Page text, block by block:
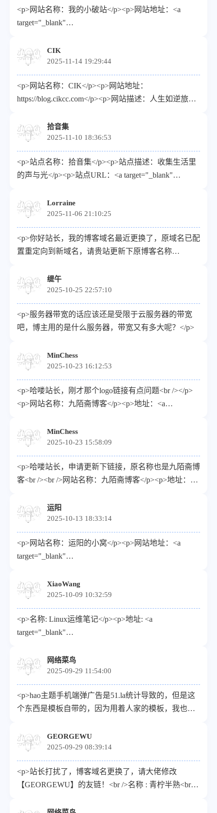
<p>网站名称：我的小破站</p><p>网站地址：<a
target="_blank"
</p><p>头像地址（请使用HTTPS链接）：<a
target="_blank"
href="https://www.qiezechuan.cn/upload/logo.png">https://
</p><p>描述：解锁未知，乐享已知。</p>
CIK
2025-11-14 19:29:44
<p>网站名称：CIK</p><p>网站地址：
https://blog.cikcc.com</p><p>网站描述：人生如逆旅，
头像：<a target="_blank"
href="https://s21.ax1x.com/2025/11/14/
</p>
拾音集
2025-11-10 18:36:53
<p>站点名称：拾音集</p><p>站点描述：收集生活里
的声与光</p><p>站点URL：<a target="_blank"
</p><p>站点RSS：<a target="_blank"
href="https://blog.tibtob.cn/rss.xml">https://blog.tibtob.cn/
</p><p>站点ICO：<a target="_blank"
href="https://blog.tibtob.cn/upload/logo.png">https://
</p>
Lorraine
2025-11-06 21:10:25
<p>你好站长，我的博客域名最近更换了，原域名已配
置重定向到新域名，请贵站更新下原博客名称
Blog</p><p>描述 : 过去无法改变，未来可以塑造。
</p><p>链接 : <a target="_blank"
href="https://blog.seeker-lorraine.cn">https://blog.seeker-
lorraine.cn</a></p><p>头像 : <a target="_blank"
href="https://blog.seeker-
lorraine.cn/upload/favicon.webp</a></p><p>RSS : <a
target="_blank" href="https://blog.seeker-
lorraine.cn/rss.xml">https://blog.seeker-
lorraine.cn/rss.xml</a></p>
缇午
2025-10-25 22:57:10
<p>服务器带宽的话应该还是受限于云服务器的带宽
吧，博主用的是什么服务器，带宽又有多大呢？</p>
MinChess
2025-10-23 16:12:53
<p>哈喽站长，刚才那个logo链接有点问题<br /></p>
<p>网站名称：九陌斋博客</p><p>地址：<a
href="https://blog.jiumoz.com">https://blog.jiumoz.com</a>
</p><p>头像：<a target="_blank"
href="https://blog.jiumoz.com/upload/logo.png">https://
</p><p>描述：每一条思想的道路都通向知识的繁华！
</p><p>RSS：<a target="_blank"
</p>
MinChess
2025-10-23 15:58:09
<p>哈喽站长，申请更新下链接，原名称也是九陌斋博
客<br /><br />网站名称：九陌斋博客</p><p>地址：<a
href="https://blog.jiumoz.com">https://blog.jiumoz.com</a>
</p><p>头像：<a target="_blank"
href="https://blog.jiumoz.com//upload/logo.png">https://
</p><p>描述：每一条思想的道路都通向知识的繁华！
</p><p>RSS：<a target="_blank"
</p>
运阳
2025-10-13 18:33:14
<p>网站名称：运阳的小窝</p><p>网站地址：<a
target="_blank"
地址（请使用HTTPS链接）：<a target="_blank"
href="https://avatars.githubusercontent.com/u/132762661?
v=4">https://avatars.githubusercontent.com/u/132762661?
v=4</a></p><p>描述：人生苦短，我用python</p>
<p>RSS：<a target="_blank"
</p>
XiaoWang
2025-10-09 10:32:59
<p>名称: Linux运维笔记</p><p>地址: <a
target="_blank"
<p>描述: 上进的运维工程师</p><p>头像: <a
target="_blank"
href="https://haiyang.host/upload/touxiang-
udnt.png">https://haiyang.host/upload/touxiang-
udnt.png</a></p><p>RSS: <a target="_blank"
</p>
网络菜鸟
2025-09-29 11:54:00
<p>hao主题手机端弹广告是51.la统计导致的，但是这
个东西是模板自带的，因为用着人家的模板，我也不
GEORGEWU
2025-09-29 08:39:14
<p>站长打扰了，博客域名更换了，请大佬修改
【GEORGEWU】的友链！<br />名称 : 青柠半熟<br />
href="https://blog.georgewu.top">https://blog.georgewu.top</a>